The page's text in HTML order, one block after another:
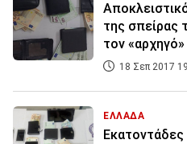
της
τον «αρχηγό»
18 Σεπ 2017
ΕΛΛΑΔΑ